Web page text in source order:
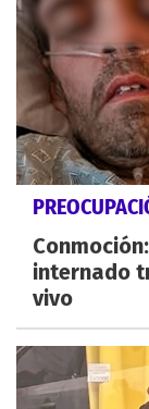
internado
vivo